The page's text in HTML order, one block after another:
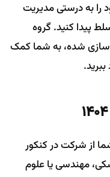
را به درستی مدیریت
پیدا کنید. گروه
شده، به شما کمک
شرکت در کنکور
مهندسی یا علوم